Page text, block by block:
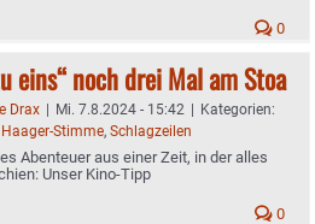
0
eins“ noch drei Mal am Stoa
Drax | Mi. 7.8.2024 - 15:42 | Kategorien:
Haager-Stimme, Schlagzeilen
Abenteuer aus einer Zeit, in der alles
Unser Kino-Tipp
0